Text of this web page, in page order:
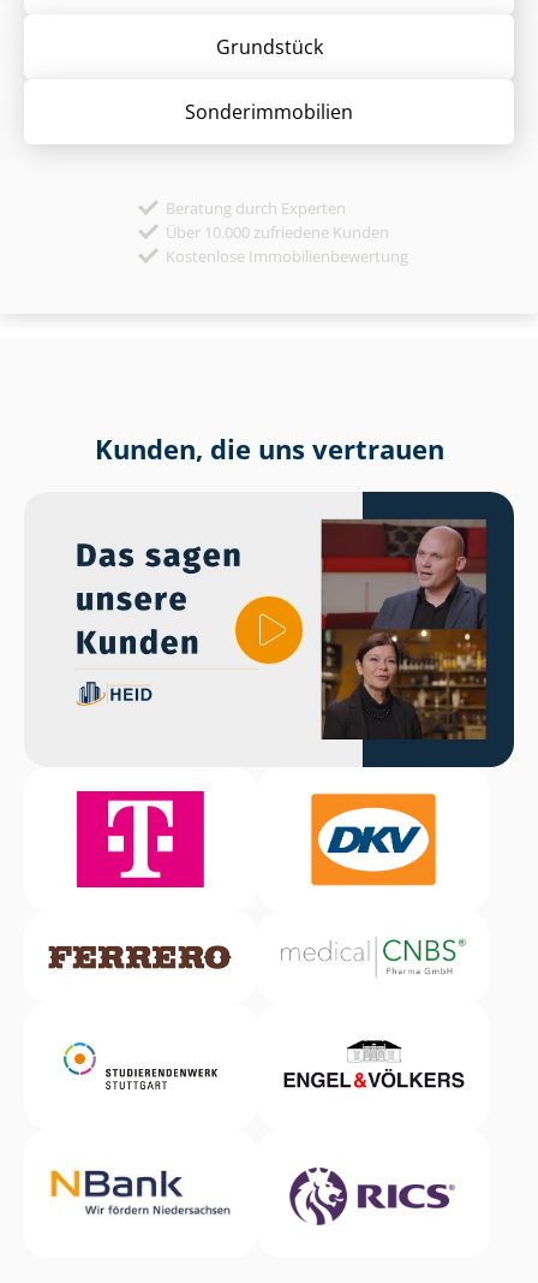
Grund­stück
Sonder­immobilien
Beratung durch Experten
Über 10.000 zufriedene Kunden
Kostenlose Immobilienbewertung
Kunden, die uns vertrauen